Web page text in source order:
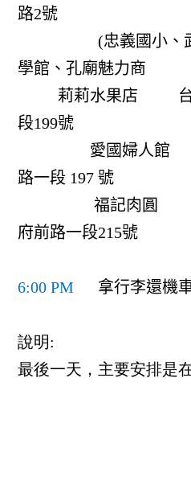
路2號
(忠義國小、
學館、孔廟魅力商
莉莉水果店
段199號
愛國婦人館
路一段 197 號
福記肉圓
府前路一段215號
6:00 PM 拿行李還機
說明:
最後一天，主要安排是